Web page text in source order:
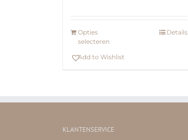
Opties
selecteren
Details
Add to Wishlist
KLANTENSERVICE